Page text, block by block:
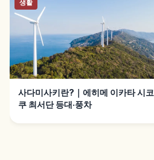
생활
사다미사키란?｜에히메 이카타 시코
쿠 최서단 등대·풍차